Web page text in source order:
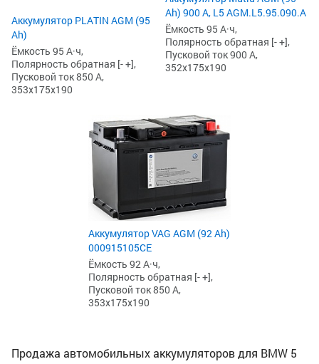
Аккумулятор PLATIN AGM (95
Ah)
Ёмкость 95 А·ч,
Полярность обратная [- +],
Пусковой ток 850 А,
353x175x190
Ah) 900 А, L5 AGM.L5.95.090.A
Ёмкость 95 А·ч,
Полярность обратная [- +],
Пусковой ток 900 А,
352x175x190
Аккумулятор VAG AGM (92 Ah)
000915105CE
Ёмкость 92 А·ч,
Полярность обратная [- +],
Пусковой ток 850 А,
353x175x190
Продажа автомобильных аккумуляторов для BMW 5